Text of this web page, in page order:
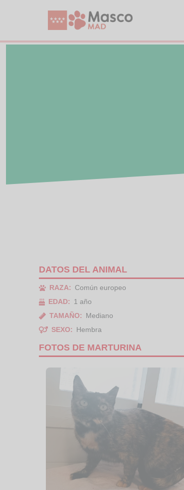
DATOS DEL ANIMAL
RAZA:
Común europeo
EDAD:
1 año
TAMAÑO:
Mediano
SEXO:
Hembra
FOTOS DE MARTURINA